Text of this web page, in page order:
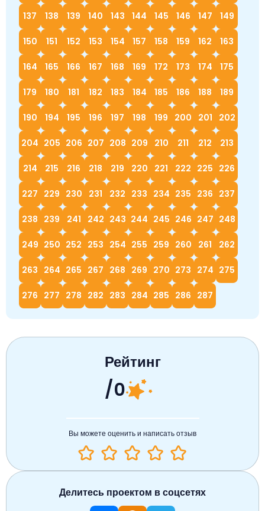
137 138 139 140 143 144 145 146 147 149
150 151 152 153 154 157 158 159 162 163
164 165 166 167 168 169 172 173 174 175
179 180 181 182 183 184 185 186 188 189
190 194 195 196 197 198 199 200 201 202
204 205 206 207 208 209 210 211 212 213
214 215 216 218 219 220 221 222 225 226
227 229 230 231 232 233 234 235 236 237
238 239 241 242 243 244 245 246 247 248
249 250 252 253 254 255 259 260 261 262
263 264 265 267 268 269 270 273 274 275
276 277 278 282 283 284 285 286 287
Рейтинг
/0
Вы можете оценить и написать отзыв
Делитесь проектом в соцсетях